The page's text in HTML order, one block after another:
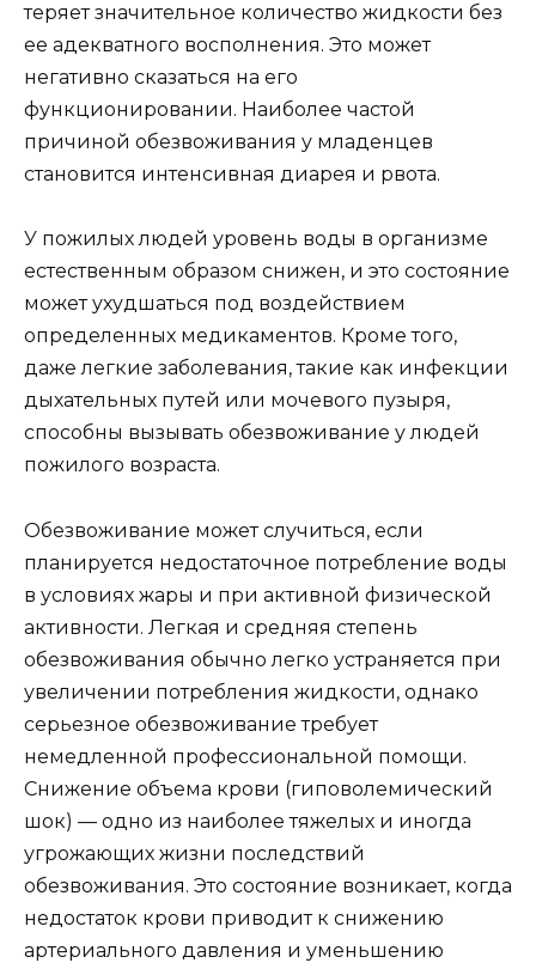
теряет значительное количество жидкости без
ее адекватного восполнения. Это может
негативно сказаться на его
функционировании. Наиболее частой
причиной обезвоживания у младенцев
становится интенсивная диарея и рвота.
У пожилых людей уровень воды в организме
естественным образом снижен, и это состояние
может ухудшаться под воздействием
определенных медикаментов. Кроме того,
даже легкие заболевания, такие как инфекции
дыхательных путей или мочевого пузыря,
способны вызывать обезвоживание у людей
пожилого возраста.
Обезвоживание может случиться, если
планируется недостаточное потребление воды
в условиях жары и при активной физической
активности. Легкая и средняя степень
обезвоживания обычно легко устраняется при
увеличении потребления жидкости, однако
серьезное обезвоживание требует
немедленной профессиональной помощи.
Снижение объема крови (гиповолемический
шок) — одно из наиболее тяжелых и иногда
угрожающих жизни последствий
обезвоживания. Это состояние возникает, когда
недостаток крови приводит к снижению
артериального давления и уменьшению